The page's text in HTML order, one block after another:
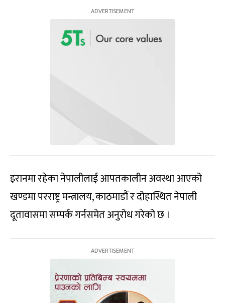
इरानमा रहेका नेपालीलाई आपतकालीन अवस्था आएको
खण्डमा परराष्ट्र मन्त्रालय, काठमाडौं र दोहास्थित नेपाली
दूतावासमा सम्पर्क गर्नसमेत अनुरोध गरेको छ ।